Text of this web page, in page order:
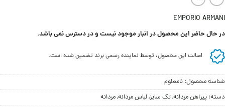
EMPORIO ARMANI
در حال حاضر این محصول در انبار موجود نیست و در دسترس نمی باشد.
اصالت این محصول، توسط نماینده رسمی برند تضمین شده است.
شناسه محصول: نامعلوم
دسته: پیراهن مردانه,تک سایز,لباس مردانه,مردانه